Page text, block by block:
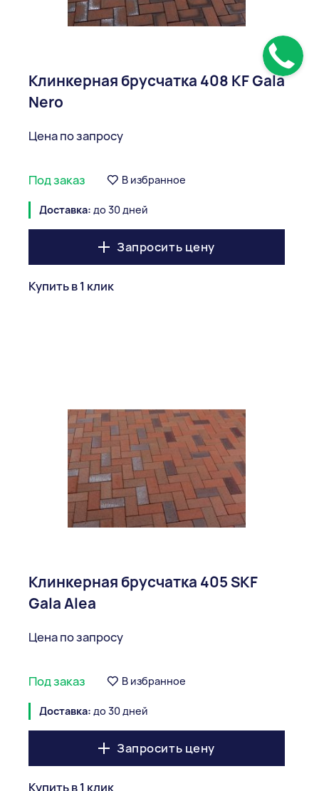
Клинкерная брусчатка 408 KF Gala
Nero
Цена по запросу
Под заказ В избранное
Доставка: до 30 дней
Запросить цену
Купить в 1 клик
Клинкерная брусчатка 405 SKF
Gala Alea
Цена по запросу
Под заказ В избранное
Доставка: до 30 дней
Запросить цену
Купить в 1 клик